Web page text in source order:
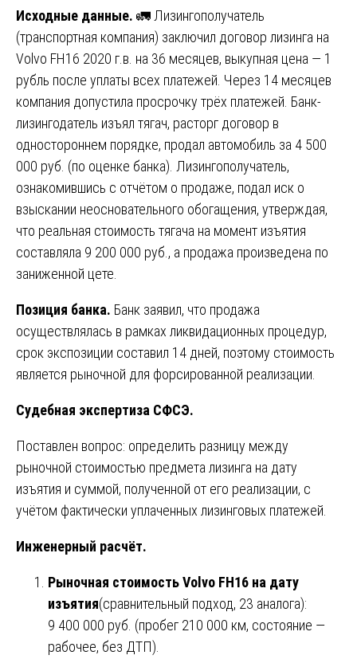
Исходные данные. 🚛 Лизингополучатель
(транспортная компания) заключил договор лизинга на
Volvo FH16 2020 г.в. на 36 месяцев, выкупная цена — 1
рубль после уплаты всех платежей. Через 14 месяцев
компания допустила просрочку трёх платежей. Банк-
лизингодатель изъял тягач, расторг договор в
одностороннем порядке, продал автомобиль за 4 500
000 руб. (по оценке банка). Лизингополучатель,
ознакомившись с отчётом о продаже, подал иск о
взыскании неосновательного обогащения, утверждая,
что реальная стоимость тягача на момент изъятия
составляла 9 200 000 руб., а продажа произведена по
заниженной цете.
Позиция банка. Банк заявил, что продажа
осуществлялась в рамках ликвидационных процедур,
срок экспозиции составил 14 дней, поэтому стоимость
является рыночной для форсированной реализации.
Судебная экспертиза СФСЭ.
Поставлен вопрос: определить разницу между
рыночной стоимостью предмета лизинга на дату
изъятия и суммой, полученной от его реализации, с
учётом фактически уплаченных лизинговых платежей.
Инженерный расчёт.
Рыночная стоимость Volvo FH16 на дату
изъятия(сравнительный подход, 23 аналога):
9 400 000 руб. (пробег 210 000 км, состояние —
рабочее, без ДТП).